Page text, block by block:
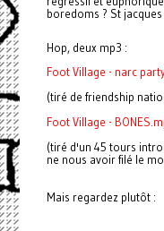
boredoms ? St
Hop, deux mp3 :
Foot Village - narc
(tiré de friendship
Foot Village -
(tiré d'un 45 tours
ne nous avoir filé le
Mais regardez plutôt :